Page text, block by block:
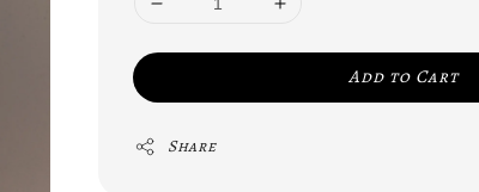
Add to Cart
Share